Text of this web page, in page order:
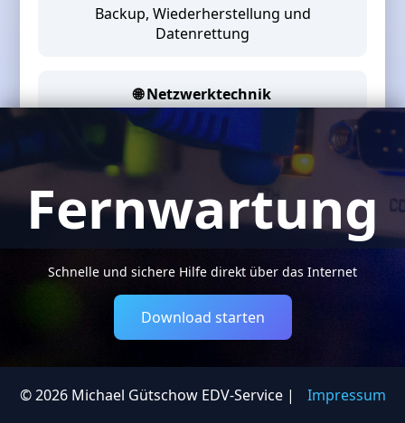
Backup, Wiederherstellung und
Datenrettung
🌐Netzwerktechnik
Planung, Installation und Wartung
Fernwartung
Schnelle und sichere Hilfe direkt über das Internet
Download starten
© 2026 Michael Gütschow EDV-Service | Impressum